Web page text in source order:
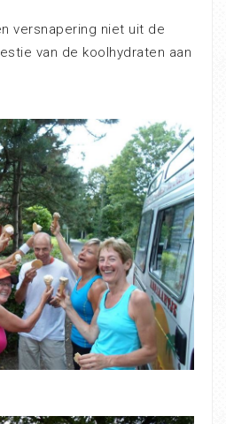
versnapering niet uit de
van de koolhydraten aan